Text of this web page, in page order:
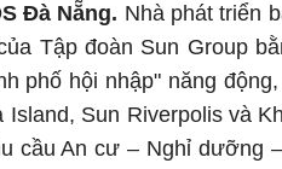
Đà Nẵng. Nhà phát triển
Tập đoàn Sun Group
phố hội nhập" năng
Island, Sun Riverpolis và
cầu An cư – Nghỉ dưỡng